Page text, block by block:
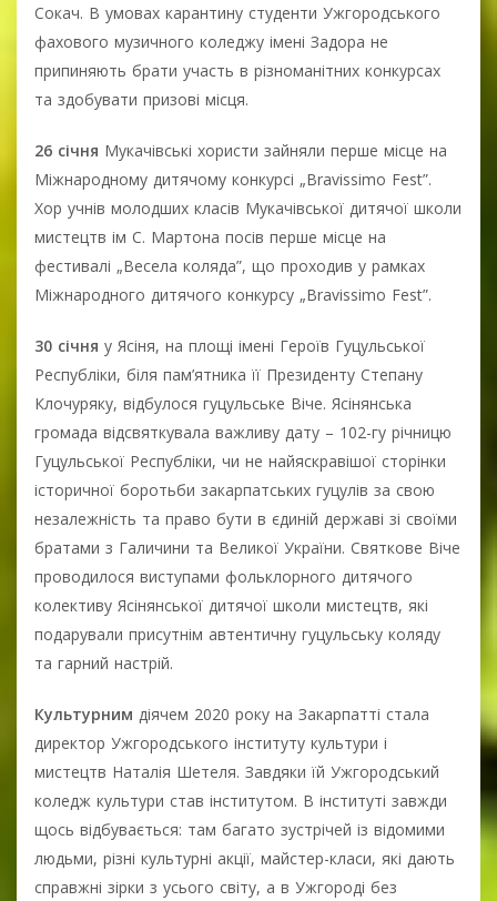
Сокач. В умовах карантину студенти Ужгородського
фахового музичного коледжу імені Задора не
припиняють брати участь в різноманітних конкурсах
та здобувати призові місця.
26 січня Мукачівські хористи зайняли перше місце на
Міжнародному дитячому конкурсі „Bravissimo Fest”.
Хор учнів молодших класів Мукачівської дитячої школи
мистецтв ім С. Мартона посів перше місце на
фестивалі „Весела коляда”, що проходив у рамках
Міжнародного дитячого конкурсу „Bravissimo Fest”.
30 січня у Ясіня, на площі імені Героїв Гуцульської
Республіки, біля пам’ятника її Президенту Степану
Клочуряку, відбулося гуцульське Віче. Ясінянська
громада відсвяткувала важливу дату – 102-гу річницю
Гуцульської Республіки, чи не найяскравішої сторінки
історичної боротьби закарпатських гуцулів за свою
незалежність та право бути в єдиній державі зі своїми
братами з Галичини та Великої України. Святкове Віче
проводилося виступами фольклорного дитячого
колективу Ясінянської дитячої школи мистецтв, які
подарували присутнім автентичну гуцульську коляду
та гарний настрій.
Культурним діячем 2020 року на Закарпатті стала
директор Ужгородського інституту культури і
мистецтв Наталія Шетеля. Завдяки їй Ужгородський
коледж культури став інститутом. В інституті завжди
щось відбувається: там багато зустрічей із відомими
людьми, різні культурні акції, майстер-класи, які дають
справжні зірки з усього світу, а в Ужгороді без